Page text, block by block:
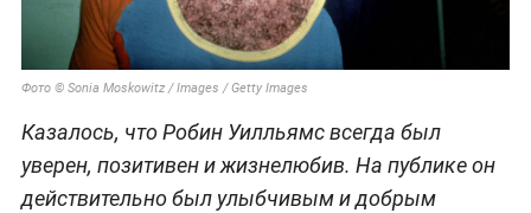
Фото © Sonia Moskowitz / Images / Getty Images
Казалось, что Робин Уилльямс всегда был
уверен, позитивен и жизнелюбив. На публике он
действительно был улыбчивым и добрым